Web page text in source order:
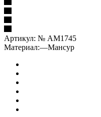
Артикул: № AM1745
Материал:—Мансур